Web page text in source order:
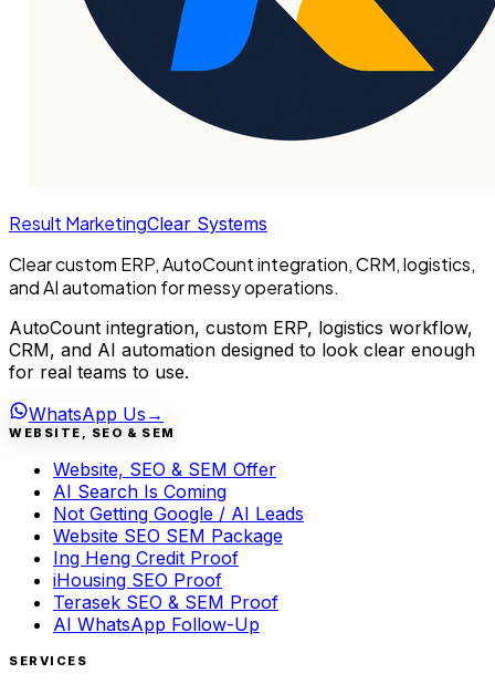
Result MarketingClear Systems
Clear custom ERP, AutoCount integration, CRM, logistics,
and AI automation for messy operations.
AutoCount integration, custom ERP, logistics workflow,
CRM, and AI automation designed to look clear enough
for real teams to use.
WhatsApp Us →
WEBSITE, SEO & SEM
Website, SEO & SEM Offer
AI Search Is Coming
Not Getting Google / AI Leads
Website SEO SEM Package
Ing Heng Credit Proof
iHousing SEO Proof
Terasek SEO & SEM Proof
AI WhatsApp Follow-Up
SERVICES